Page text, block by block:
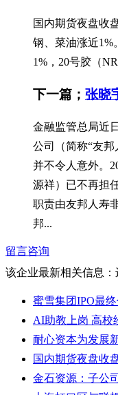
国内期货夜盘收
钢、菜油涨近1%
1%，20号胶（
下一篇； 张晓
金融监管总局近
公司（简称“友
并不令人意外。
源祥）已不再担
职责由友邦人寿
邦...
留言咨询
该企业最新相关信息：
蜜雪集团IPO最
AI助教上岗 高校
耐心资本为发展
国内期货夜盘收
金石资源：子公